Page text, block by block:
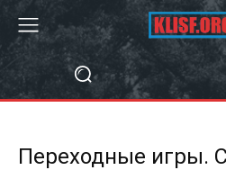
Переходные игры.